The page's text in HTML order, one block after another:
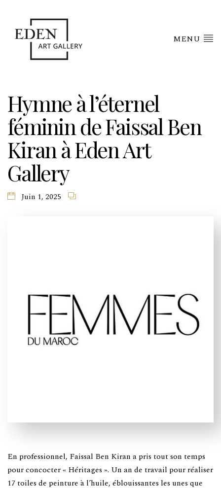
MENU
Hymne à l’éternel
féminin de Faissal Ben
Kiran à Eden Art
Gallery
Juin 1, 2025
En professionnel, Faissal Ben Kiran a pris tout son temps
pour concocter « Héritages ». Un an de travail pour réaliser
17 toiles de peinture à l’huile, éblouissantes les unes que